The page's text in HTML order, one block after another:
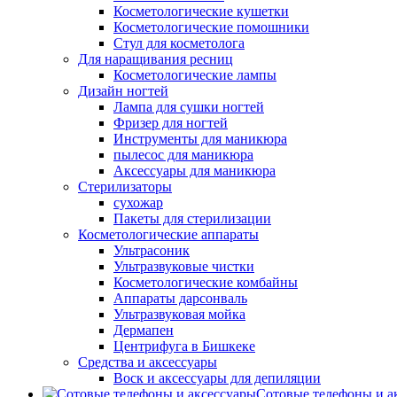
Косметологические кушетки
Косметологические помошники
Стул для косметолога
Для наращивания ресниц
Косметологические лампы
Дизайн ногтей
Лампа для сушки ногтей
Фризер для ногтей
Инструменты для маникюра
пылесос для маникюра
Аксессуары для маникюра
Стерилизаторы
сухожар
Пакеты для стерилизации
Косметологические аппараты
Ультрасоник
Ультразвуковые чистки
Косметологические комбайны
Аппараты дарсонваль
Ультразвуковая мойка
Дермапен
Центрифуга в Бишкеке
Средства и аксессуары
Воск и аксессуары для депиляции
Сотовые телефоны и